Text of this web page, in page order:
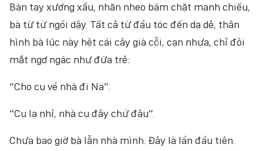
Bàn tay xương xẩu, nhăn nheo bám chặt manh chiếu,
bà từ từ ngồi dậy. Tất cả từ đầu tóc đến da dẻ, thân
hình bà lúc này hệt cái cây già cỗi, cạn nhựa, chỉ đôi
mắt ngơ ngác như đứa trẻ:
“Cho cụ về nhà đi Na”.
“Cụ lạ nhỉ, nhà cụ đây chứ đâu”.
Chưa bao giờ bà lẫn nhà mình. Đây là lần đầu tiên.